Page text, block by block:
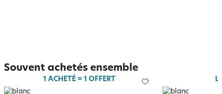
Souvent achetés ensemble
1 ACHETÉ = 1 OFFERT